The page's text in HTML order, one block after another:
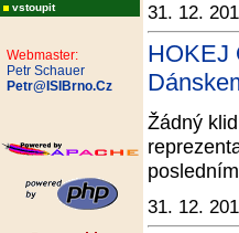
vstoupit
Webmaster:
Petr Schauer
Petr@ISIBrno.Cz
31. 12.
HOKEJ
Žádný
31. 12.